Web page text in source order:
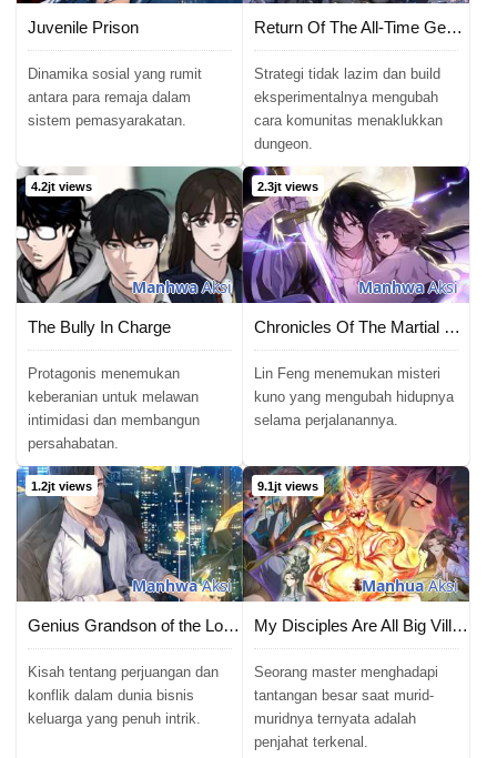
Juvenile Prison
Dinamika sosial yang rumit
antara para remaja dalam
sistem pemasyarakatan.
Return Of The All-Time Genius Ranker
Strategi tidak lazim dan build
eksperimentalnya mengubah
cara komunitas menaklukkan
dungeon.
4.2jt views
ManhwaAksi
The Bully In Charge
Protagonis menemukan
keberanian untuk melawan
intimidasi dan membangun
persahabatan.
2.3jt views
ManhwaAksi
Chronicles Of The Martial God’s Return
Lin Feng menemukan misteri
kuno yang mengubah hidupnya
selama perjalanannya.
1.2jt views
ManhwaAksi
Genius Grandson of the Loan Shark King
Kisah tentang perjuangan dan
konflik dalam dunia bisnis
keluarga yang penuh intrik.
9.1jt views
ManhuaAksi
My Disciples Are All Big Villains
Seorang master menghadapi
tantangan besar saat murid-
muridnya ternyata adalah
penjahat terkenal.